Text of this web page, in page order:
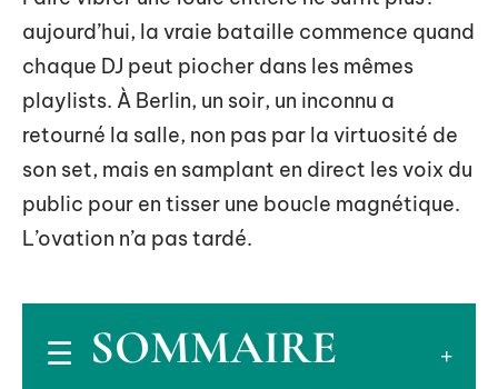
aujourd’hui, la vraie bataille commence quand
chaque DJ peut piocher dans les mêmes
playlists. À Berlin, un soir, un inconnu a
retourné la salle, non pas par la virtuosité de
son set, mais en samplant en direct les voix du
public pour en tisser une boucle magnétique.
L’ovation n’a pas tardé.
SOMMAIRE